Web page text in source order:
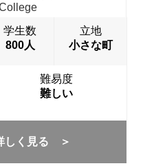
学生数
800人
立地
小さな町
難易度
難しい
しく見る ＞